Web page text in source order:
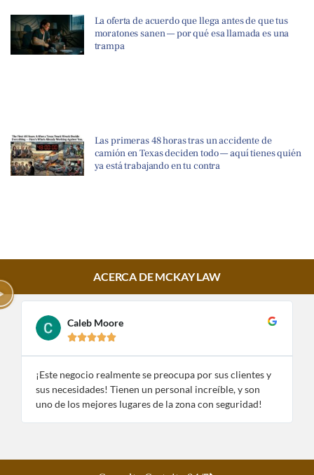
La oferta de acuerdo que llega antes de que tus
moratones sanen — por qué esa llamada es una
trampa
Las primeras 48 horas tras un accidente de
camión en Texas deciden todo — aquí tienes quién
ya está trabajando en tu contra
ACERCA DE MCKAY LAW
Caleb Moore

¡Este negocio realmente se preocupa por sus clientes y
sus necesidades! Tienen un personal increíble, y son
uno de los mejores lugares de la zona con seguridad!